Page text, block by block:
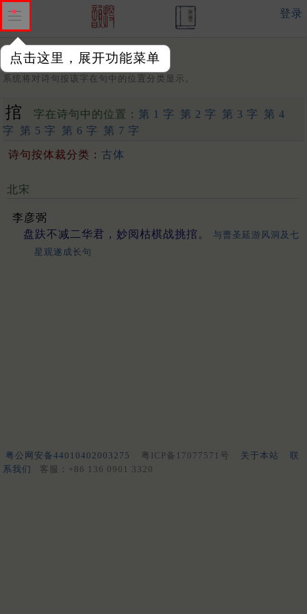
点击这里，展开功能菜单
登录
字：
系统将对诗句按该字在句中的位置分类显示。
捾 字在诗句中的位置： 第 1 字 第 2 字 第 3 字
第 4
字
第 5 字 第 6 字 第 7 字
诗句按体裁分类： 古体
北宋
李彦弼
盘趺不减二华君，妙阅枯棋战挑捾。
与曹圣延游风洞及七
星观遂成长句
粤公网安备44010402003275 粤ICP备17077571号 关于本站
联
系我们
客服：+86 136 0901 3320